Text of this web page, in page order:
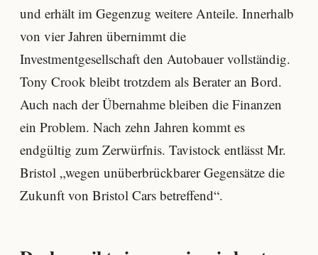
und erhält im Gegenzug weitere Anteile. Innerhalb
von vier Jahren übernimmt die
Investmentgesellschaft den Autobauer vollständig.
Tony Crook bleibt trotzdem als Berater an Bord.
Auch nach der Übernahme bleiben die Finanzen
ein Problem. Nach zehn Jahren kommt es
endgültig zum Zerwürfnis. Tavistock entlässt Mr.
Bristol „wegen unüberbrückbarer Gegensätze die
Zukunft von Bristol Cars betreffend“.